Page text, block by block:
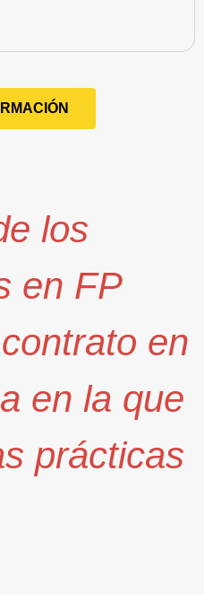
los
en FP
en
en la que
prácticas